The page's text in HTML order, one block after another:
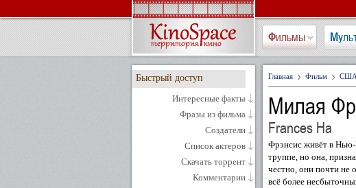
Фильмы
Быстрый доступ
Интересные факты
Фразы из фильма
Создатели
Список актеров
Скачать торрент
Комментарии
Главная Фильм США
Милая
Frances Ha
Фрэнсис живёт в Нью-
труппе, но она,
честно, они почти не
всё более